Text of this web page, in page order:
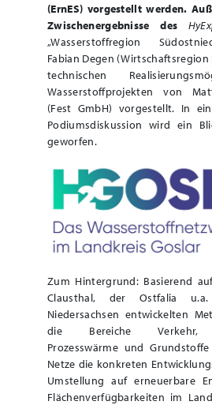
(ErnES) vorgestellt werden.
Zwischenergebnisse des
„Wasserstoffregion
Fabian Degen
technischen
Wasserstoffprojekten von
(Fest GmbH) vorgestellt. In
Podiumsdiskussion wird ein
geworfen.
Zum Hintergrund: Basierend
Clausthal, der Ostfalia
Niedersachsen entwickelten
die Bereiche Verkehr,
Prozesswärme und
Netze die konkreten
Umstellung auf erneuerbare
Flächenverfügbarkeiten im